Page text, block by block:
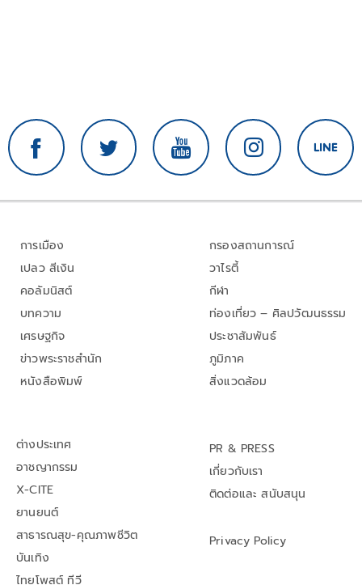
การเมือง
เปลว สีเงิน
คอลัมนิสต์
บทความ
เศรษฐกิจ
ข่าวพระราชสำนัก
หนังสือพิมพ์
กรองสถานการณ์
วาไรตี้
กีฬา
ท่องเที่ยว – ศิลปวัฒนธรรม
ประชาสัมพันธ์
ภูมิภาค
สิ่งแวดล้อม
ต่างประเทศ
อาชญากรรม
X-CITE
ยานยนต์
สาธารณสุข-คุณภาพชีวิต
บันเทิง
ไทยโพสต์ ทีวี
PR & PRESS
เกี่ยวกับเรา
ติดต่อและ สนับสนุน
Privacy Policy